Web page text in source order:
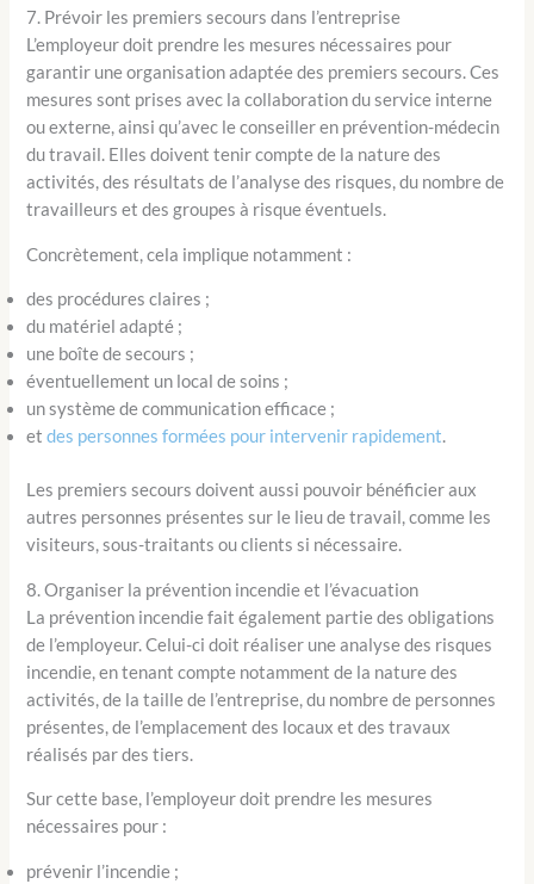
7. Prévoir les premiers secours dans l’entreprise
L’employeur doit prendre les mesures nécessaires pour
garantir une organisation adaptée des premiers secours. Ces
mesures sont prises avec la collaboration du service interne
ou externe, ainsi qu’avec le conseiller en prévention-médecin
du travail. Elles doivent tenir compte de la nature des
activités, des résultats de l’analyse des risques, du nombre de
travailleurs et des groupes à risque éventuels.
Concrètement, cela implique notamment :
des procédures claires ;
du matériel adapté ;
une boîte de secours ;
éventuellement un local de soins ;
un système de communication efficace ;
etdes personnes formées pour intervenir rapidement.
Les premiers secours doivent aussi pouvoir bénéficier aux
autres personnes présentes sur le lieu de travail, comme les
visiteurs, sous-traitants ou clients si nécessaire.
8. Organiser la prévention incendie et l’évacuation
La prévention incendie fait également partie des obligations
de l’employeur. Celui-ci doit réaliser une analyse des risques
incendie, en tenant compte notamment de la nature des
activités, de la taille de l’entreprise, du nombre de personnes
présentes, de l’emplacement des locaux et des travaux
réalisés par des tiers.
Sur cette base, l’employeur doit prendre les mesures
nécessaires pour :
prévenir l’incendie ;